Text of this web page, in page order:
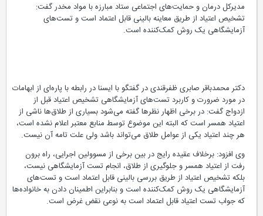
مدیرکل درمان و حمایت‌های اجتماعی ستاد مبارزه با مواد مخدر گفت:
تشخیص اعتیاد از طریق معاینه بالینی قابل اعتماد است و تست‌های
‏آزمایشگاهی یک روش کمک‌کننده است.
دکتر محمدباقر صابری‌ ظفرقندی در گفتگو با ایسنا در رابطه با پاره‌ای از ابهامات
در مورد ضرورت و کاربرد تست‌های آزمایشگاهی تشخیص اعتیاد قبل از
ازدواج گفت: در برخی اظهار نظرها گفته می‌شود بسیاری از طلاق‌ها ناشی از
اعتیاد همسر است که البته این موضوع توسط منابع معتبر اعلام نشده است،
هر چند اعتیاد یکی از عوامل طلاق می‌تواند باشد ولی علت تامه آن نیست.‏
وی افزود: برخلاف عقیده رایج در بین برخی از مسوولین اجرایی،‌ راه برون
رفت از اعتیاد همسر و جلوگیری از ‏طلاق، انجام تست آزمایشگاهی نیست،
بلکه تشخیص اعتیاد از طریق بررسی بالینی قابل اعتماد است و تست‌های
‏آزمایشگاهی یک روش کمک‌کننده است و بنابراین اطمینان دادن به خانواده‌ها
که جواب تست اعتیاد قابل اعتماد ‏است به نوعی نقض غرض است.